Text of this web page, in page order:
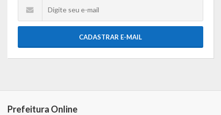
CADASTRAR E-MAIL
Prefeitura Online